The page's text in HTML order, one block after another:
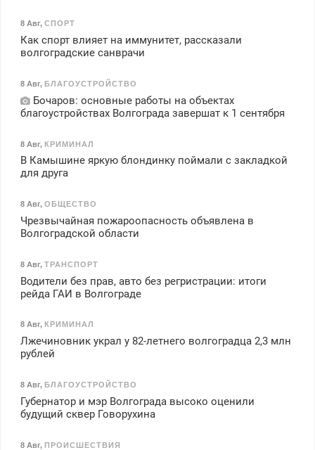
8 Авг, СПОРТ
Как спорт влияет на иммунитет, рассказали
волгоградские санврачи
8 Авг, БЛАГОУСТРОЙСТВО
Бочаров: основные работы на объектах
благоустройствах Волгограда завершат к 1 сентября
8 Авг, КРИМИНАЛ
В Камышине яркую блондинку поймали с закладкой
для друга
8 Авг, ОБЩЕСТВО
Чрезвычайная пожароопасность объявлена в
Волгоградской области
8 Авг, ТРАНСПОРТ
Водители без прав, авто без регристрации: итоги
рейда ГАИ в Волгограде
8 Авг, КРИМИНАЛ
Лжечиновник украл у 82-летнего волгоградца 2,3 млн
рублей
8 Авг, БЛАГОУСТРОЙСТВО
Губернатор и мэр Волгограда высоко оценили
будущий сквер Говорухина
8 Авг, ПРОИСШЕСТВИЯ